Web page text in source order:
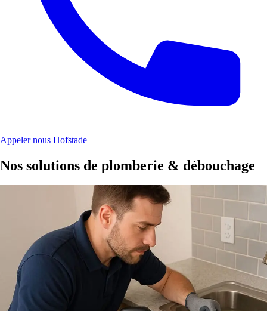
Appeler nous Hofstade
Nos solutions de plomberie & débouchage